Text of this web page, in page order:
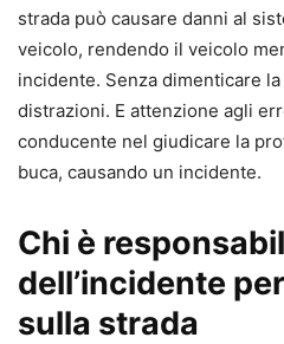
strada può causare danni al
veicolo, rendendo il veicolo
incidente. Senza dimenticare
distrazioni. E attenzione agli
conducente nel giudicare la
buca, causando un incidente.
Chi è
dell’incidente
sulla strada